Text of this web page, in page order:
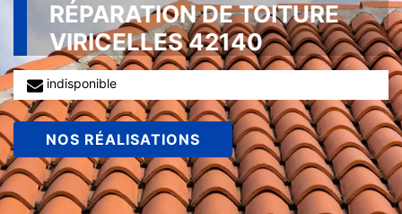
RÉPARATION DE TOITURE
VIRICELLES 42140
indisponible
NOS RÉALISATIONS